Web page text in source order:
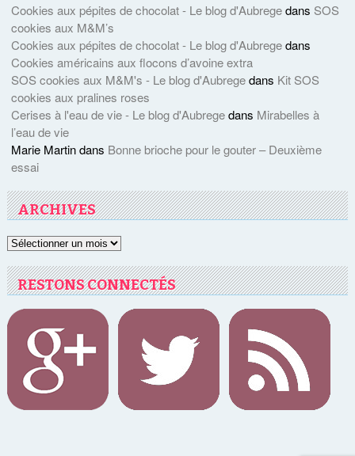
Cookies aux pépites de chocolat - Le blog d'Aubregedans SOS
cookies aux M&M’s
Cookies aux pépites de chocolat - Le blog d'Aubregedans
Cookies américains aux flocons d’avoine extra
SOS cookies aux M&M's - Le blog d'Aubregedans Kit SOS
cookies aux pralines roses
Cerises à l'eau de vie - Le blog d'Aubregedans Mirabelles à
l’eau de vie
Marie Martindans Bonne brioche pour le gouter – Deuxième
essai
ARCHIVES
Archives
RESTONS CONNECTÉS